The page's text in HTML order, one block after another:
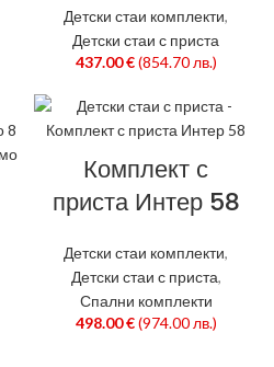
Детски стаи комплекти,
Детски стаи с приста
437.00€ (854.70 лв.)
Комплект с
приста Интер 58
Детски стаи комплекти,
Детски стаи с приста,
Спални комплекти
498.00€ (974.00 лв.)